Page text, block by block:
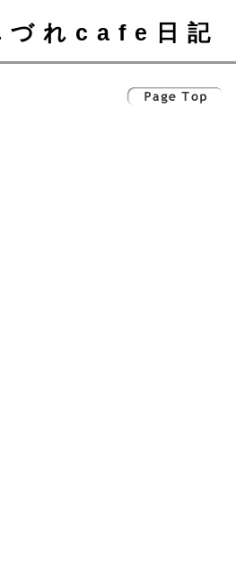
づれcafe日記